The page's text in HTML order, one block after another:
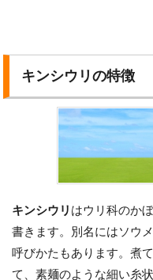
キンシウリの特徴
キンシウリ はウリ科のか
書きます。別名にはソウ
呼びかたもあります。煮
て、素麺のような細い糸